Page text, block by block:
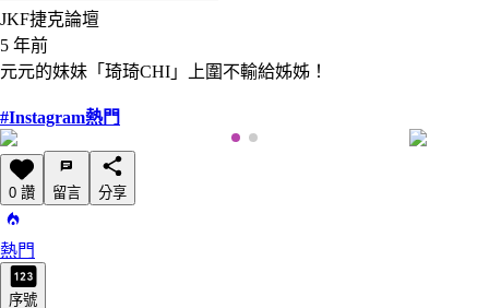
JKF捷克論壇
5 年前
元元的妹妹「琦琦CHI」上圍不輸給姊姊！
#Instagram熱門
0 讚 留言 分享
熱門
序號